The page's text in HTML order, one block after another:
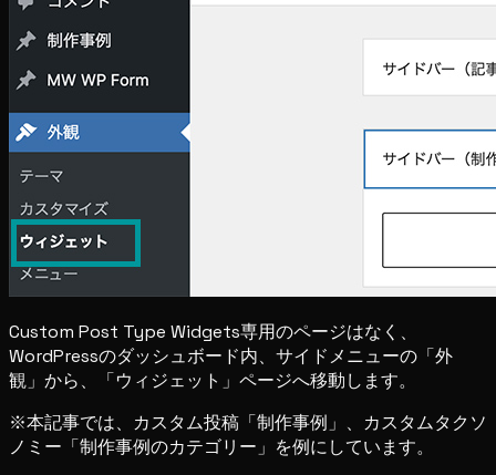
Custom Post Type Widgets専用のページはなく、
WordPressのダッシュボード内、サイドメニューの「外
観」から、「ウィジェット」ページへ移動します。
※本記事では、カスタム投稿「制作事例」、カスタムタクソ
ノミー「制作事例のカテゴリー」を例にしています。